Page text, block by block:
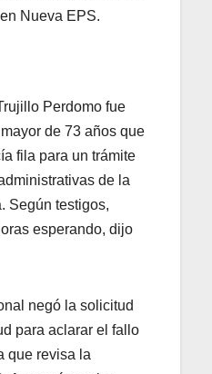
Nueva EPS.
Perdomo fue
de 73 años que
fila para un trámite
de la
Según testigos,
esperando, dijo
negó la solicitud
para aclarar el fallo
que revisa la